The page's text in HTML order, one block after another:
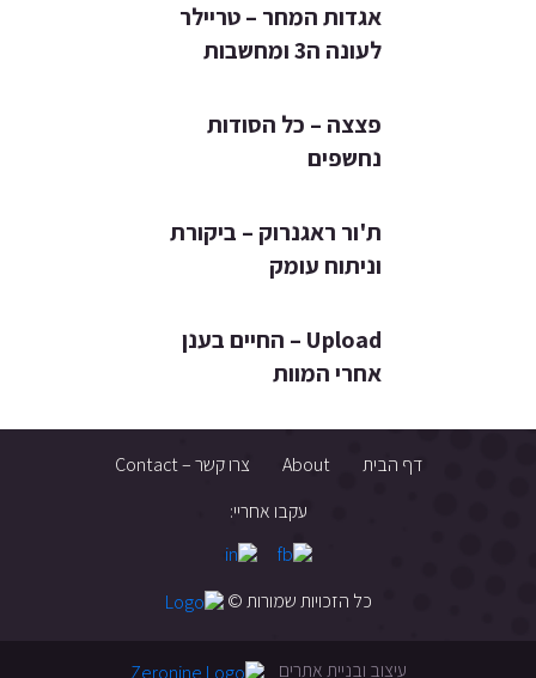
אגדות המחר – טריילר
לעונה ה3 ומחשבות
פצצה – כל הסודות
נחשפים
ת'ור ראגנרוק – ביקורת
וניתוח עומק
Upload – החיים בענן
אחרי המוות
דף הבית About
צרו קשר – Contact
עקבו אחריי:
כל הזכויות שמורות ©
עיצוב ובניית אתרים